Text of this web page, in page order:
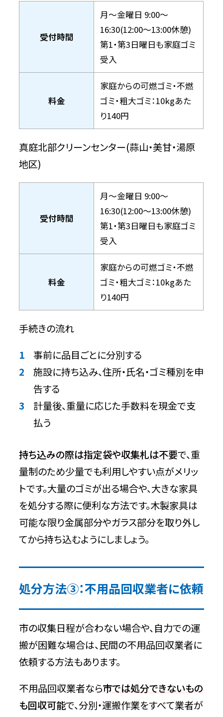
受付時間
月～金曜日 9:00～
16:30(12:00～13:00休憩)
第1・第3日曜日も家庭ゴミ
受入
料金
家庭からの可燃ゴミ・不燃
ゴミ・粗大ゴミ：10kgあた
り140円
真庭北部クリーンセンター(蒜山・美甘・湯原
地区)
受付時間
月～金曜日 9:00～
16:30(12:00～13:00休憩)
第1・第3日曜日も家庭ゴミ
受入
料金
家庭からの可燃ゴミ・不燃
ゴミ・粗大ゴミ：10kgあた
り140円
手続きの流れ
事前に品目ごとに分別する
施設に持ち込み、住所・氏名・ゴミ種別を申
告する
計量後、重量に応じた手数料を現金で支
払う
持ち込みの際は指定袋や収集札は不要で、重
量制のため少量でも利用しやすい点がメリッ
トです。大量のゴミが出る場合や、大きな家具
を処分する際に便利な方法です。木製家具は
可能な限り金属部分やガラス部分を取り外し
てから持ち込むようにしましょう。
処分方法③：不用品回収業者に依頼
市の収集日程が合わない場合や、自力での運
搬が困難な場合は、民間の不用品回収業者に
依頼する方法もあります。
不用品回収業者なら市では処分できないもの
も回収可能で、分別・運搬作業をすべて業者が